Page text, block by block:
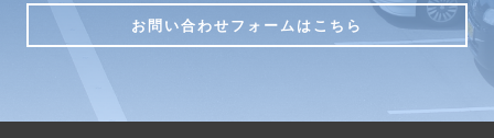
お問い合わせフォームはこちら